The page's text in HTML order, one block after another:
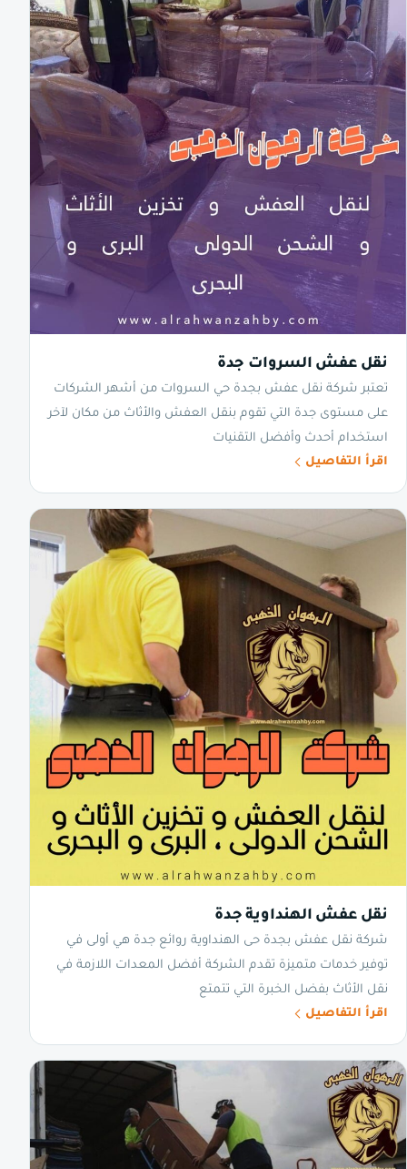
نقل عفش السروات جدة
تعتبر شركة نقل عفش بجدة حي السروات من أشهر الشركات
على مستوى جدة التي تقوم بنقل العفش والأثاث من مكان لآخر
استخدام أحدث وأفضل التقنيات
اقرأ التفاصيل
نقل عفش الهنداوية جدة
شركة نقل عفش بجدة حى الهنداوية روائع جدة هي أولى في
توفير خدمات متميزة تقدم الشركة أفضل المعدات اللازمة في
نقل الأثاث بفضل الخبرة التي تتمتع
اقرأ التفاصيل